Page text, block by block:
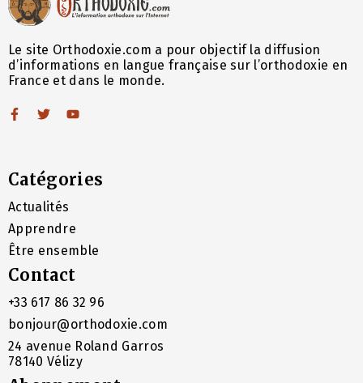
Le site Orthodoxie.com a pour objectif la diffusion
d’informations en langue française sur l’orthodoxie en
France et dans le monde.
Catégories
Actualités
Apprendre
Être ensemble
Contact
+33 617 86 32 96
bonjour@orthodoxie.com
24 avenue Roland Garros
78140 Vélizy